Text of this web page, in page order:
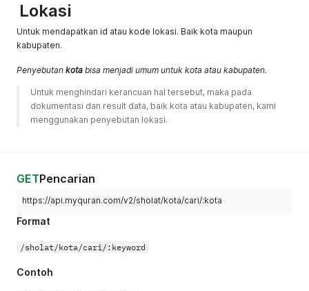
Lokasi
Untuk mendapatkan id atau kode lokasi. Baik kota maupun
kabupaten.
Penyebutan kota bisa menjadi umum untuk kota atau kabupaten.
Untuk menghindari kerancuan hal tersebut, maka pada
dokumentasi dan result data, baik kota atau kabupaten, kami
menggunakan penyebutan lokasi.
GETPencarian
https://api.myquran.com/v2/sholat/kota/cari/:kota
Format
/sholat/kota/cari/:keyword
Contoh